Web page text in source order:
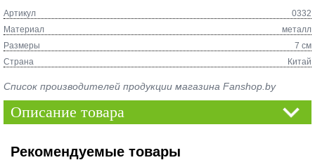
Артикул
0332
Материал
металл
Размеры
7 см
Страна
Китай
Список производителей продукции магазина Fanshop.by
Описание товара
Рекомендуемые товары